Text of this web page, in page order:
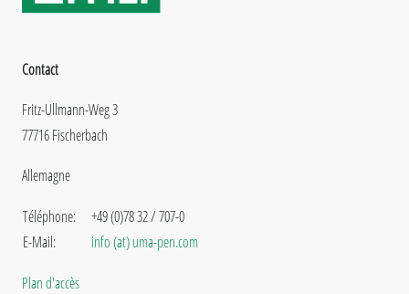
Contact
Fritz-Ullmann-Weg 3
77716 Fischerbach
Allemagne
Téléphone:
E-Mail:
+49 (0)78 32 / 707-0
info (at) uma-pen.com
Plan d'accès